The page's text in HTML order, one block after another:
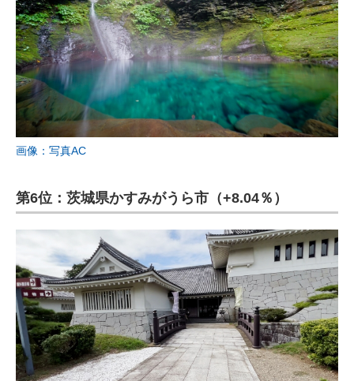
画像：写真AC
第6位：茨城県かすみがうら市（+8.04％）